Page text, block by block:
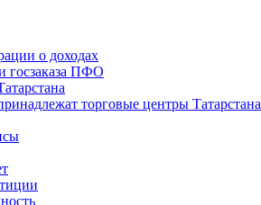
о доходах
госзаказа ПФО
торговые центры Татарстана